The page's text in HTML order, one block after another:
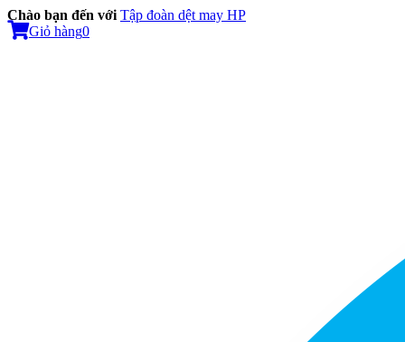
Chào bạn đến với Tập đoàn dệt may HP
Giỏ hàng0